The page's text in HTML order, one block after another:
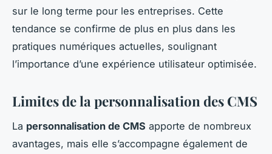
sur le long terme pour les entreprises. Cette
tendance se confirme de plus en plus dans les
pratiques numériques actuelles, soulignant
l’importance d’une expérience utilisateur optimisée.
Limites de la personnalisation des CMS
La personnalisation de CMS apporte de nombreux
avantages, mais elle s’accompagne également de